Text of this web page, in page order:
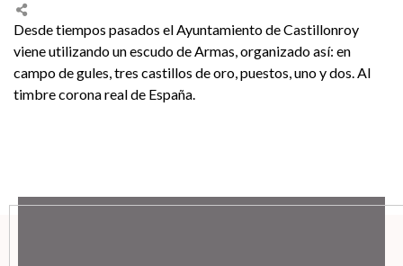
Desde tiempos pasados el Ayuntamiento de Castillonroy
viene utilizando un escudo de Armas, organizado así: en
campo de gules, tres castillos de oro, puestos, uno y dos. Al
timbre corona real de España.